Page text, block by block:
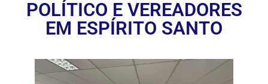
POLÍTICO E VEREADORES
EM ESPÍRITO SANTO